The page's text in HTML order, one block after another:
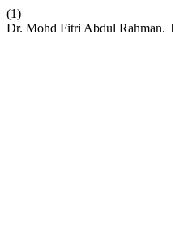
(1)
Dr. Mohd Fitri Abdul